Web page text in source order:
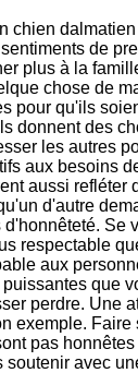
chien
de
plus à la
chose de
pour qu'ils
donnent des
les autres
aux besoins
aussi refléter
d'autre
d'honnêteté. Se
respectable
aux
que
perdre. Une
exemple. Faire
pas
soutenir avec